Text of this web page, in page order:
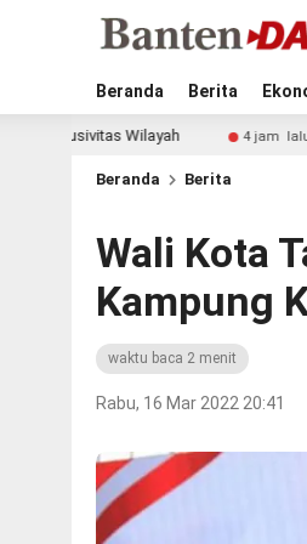
Beranda Berita
4 jam lalu John
Beranda Berita
Wali Kota
Kampung
waktu baca 2 menit
Rabu, 16 Mar 2022 20:41